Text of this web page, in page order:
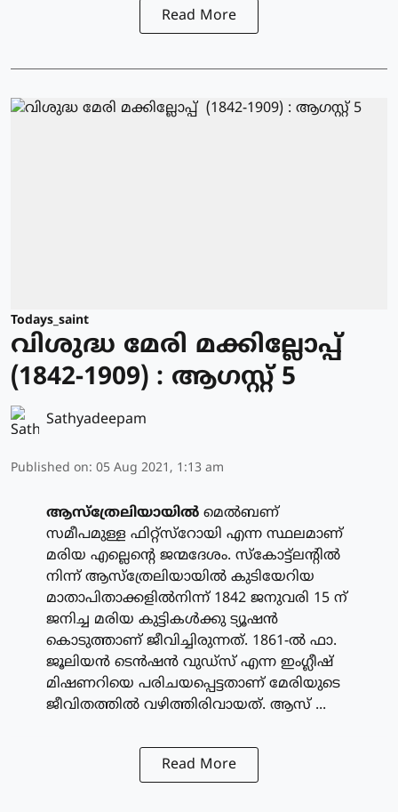
Read More
Todays_saint
വിശുദ്ധ മേരി മക്കില്ലോപ്പ്
(1842-1909) : ആഗസ്റ്റ് 5
Sathyadeepam
Published on: 05 Aug 2021, 1:13 am
ആസ്‌ത്രേലിയായില്‍ മെല്‍ബണ്
സമീപമുള്ള ഫിറ്റ്‌സ്‌റോയി എന്ന സ്ഥലമാണ്
മരിയ എല്ലെന്റെ ജന്മദേശം. സ്‌കോട്ട്‌ലന്റില്‍
നിന്ന് ആസ്‌ത്രേലിയായില്‍ കുടിയേറിയ
മാതാപിതാക്കളില്‍നിന്ന് 1842 ജനുവരി 15 ന്
ജനിച്ച മരിയ കുട്ടികള്‍ക്കു ട്യൂഷന്‍
കൊടുത്താണ് ജീവിച്ചിരുന്നത്. 1861-ല്‍ ഫാ.
ജൂലിയന്‍ ടെന്‍ഷന്‍ വുഡ്‌സ് എന്ന ഇംഗ്ലീഷ്
മിഷണറിയെ പരിചയപ്പെട്ടതാണ് മേരിയുടെ
ജീവിതത്തില്‍ വഴിത്തിരിവായത്. ആസ് ...
Read More